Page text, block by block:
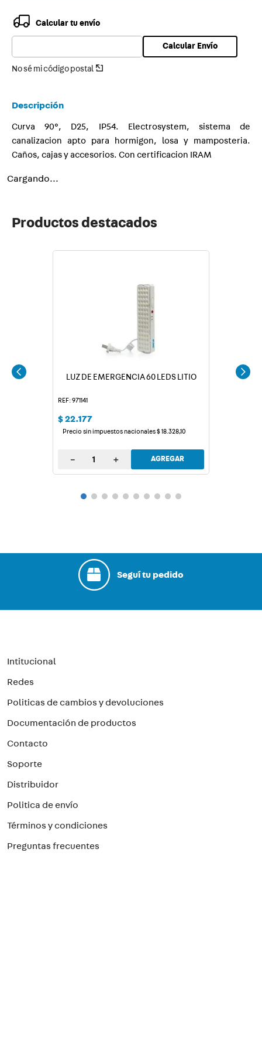
Calcular tu envío
No sé mi código postal
Calcular Envío
Descripción
Curva 90°, D25, IP54. Electrosystem, sistema de
canalizacion apto para hormigon, losa y mamposteria.
Caños, cajas y accesorios. Con certificacion IRAM
Cargando...
Productos destacados
LUZ DE EMERGENCIA 60 LEDS LITIO
REF: 971141
$22.177
Precio sin impuestos nacionales$18 328,10
＋
－ AGREGAR
Seguí tu pedido
Intitucional
Redes
Politicas de cambios y devoluciones
Documentación de productos
Contacto
Soporte
Distribuidor
Politica de envío
Términos y condiciones
Preguntas frecuentes
9.
10. toma